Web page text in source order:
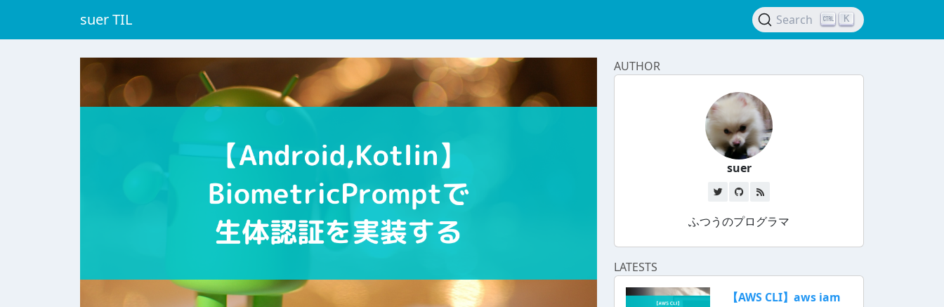
suer TIL Search K
AUTHOR
suer
ふつうのプログラマ
LATESTS
【AWS CLI】aws iam